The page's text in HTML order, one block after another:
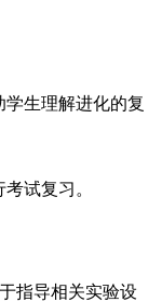
生理解进化的复
试复习。
指导相关实验设